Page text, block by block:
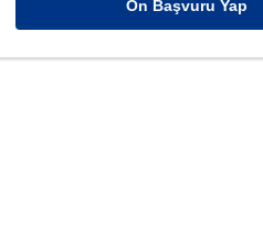
Ön Başvuru Yap